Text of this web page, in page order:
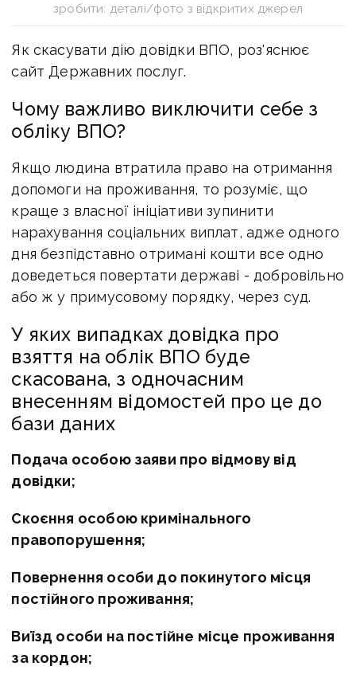
зробити: деталі/фото з відкритих джерел
Як скасувати дію довідки ВПО, роз'яснює
сайт Державних послуг.
Чому важливо виключити себе з
обліку ВПО?
Якщо людина втратила право на отримання
допомоги на проживання, то розуміє, що
краще з власної ініціативи зупинити
нарахування соціальних виплат, адже одного
дня безпідставно отримані кошти все одно
доведеться повертати державі - добровільно
або ж у примусовому порядку, через суд.
У яких випадках довідка про
взяття на облік ВПО буде
скасована, з одночасним
внесенням відомостей про це до
бази даних
Подача особою заяви про відмову від
довідки;
Скоєння особою кримінального
правопорушення;
Повернення особи до покинутого місця
постійного проживання;
Виїзд особи на постійне місце проживання
за кордон;